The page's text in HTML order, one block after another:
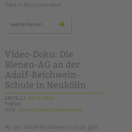
Park in Reinickendorf.
weiterlesen musikvideoprojekt
schule
am
park
Video-Doku: Die
Bienen-AG an der
Adolf-Reichwein-
Schule in Neukölln
ERSTELLT 06.05.2024
THEMA
VON
Barbara Brecht-Hadraschek
An der Adolf-Reichwein-Schule gibt